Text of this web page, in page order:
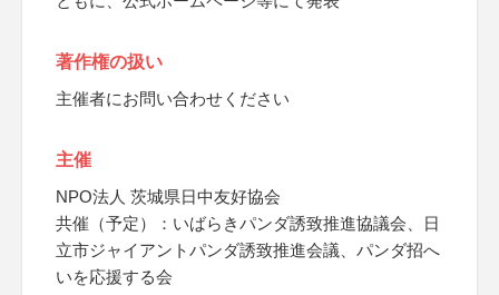
著作権の扱い
主催者にお問い合わせください
主催
NPO法人 茨城県日中友好協会
共催（予定）：いばらきパンダ誘致推進協議会、日
立市ジャイアントパンダ誘致推進会議、パンダ招へ
いを応援する会